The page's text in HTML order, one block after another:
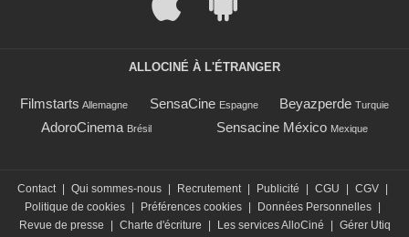
ALLOCINÉ À L'ÉTRANGER
Filmstarts Allemagne SensaCine Espagne Beyazperde Turquie
AdoroCinema Brésil Sensacine México Mexique
Contact | Qui sommes-nous | Recrutement | Publicité | CGU | CGV |
Politique de cookies | Préférences cookies | Données Personnelles |
Revue de presse
| Charte d'écriture | Les services AlloCiné | Gérer Utiq